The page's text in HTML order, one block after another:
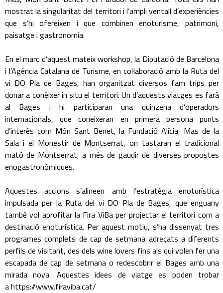
mostrat la singularitat del territori i l’ampli ventall d’experiències
que s’hi ofereixen i que combinen enoturisme, patrimoni,
paisatge i gastronomia.
En el marc d’aquest mateix workshop, la Diputació de Barcelona
i l’Agència Catalana de Turisme, en col·laboració amb la Ruta del
vi DO Pla de Bages, han organitzat diversos fam trips per
donar a conèixer in situ el territori. Un d’aquests viatges es farà
al Bages i hi participaran una quinzena d’operadors
internacionals, que coneixeran en primera persona punts
d’interès com Món Sant Benet, la Fundació Alícia, Mas de la
Sala i el Monestir de Montserrat, on tastaran el tradicional
mató de Montserrat, a més de gaudir de diverses propostes
enogastronòmiques.
Aquestes accions s’alineen amb l’estratègia enoturística
impulsada per la Ruta del vi DO Pla de Bages, que enguany
també vol aprofitar la Fira ViBa per projectar el territori com a
destinació enoturística. Per aquest motiu, s’ha dissenyat tres
programes complets de cap de setmana adreçats a diferents
perfils de visitant, des dels wine lovers fins als qui volen fer una
escapada de cap de setmana o redescobrir el Bages amb una
mirada nova. Aquestes idees de viatge es poden trobar
a https://www.firaviba.cat/